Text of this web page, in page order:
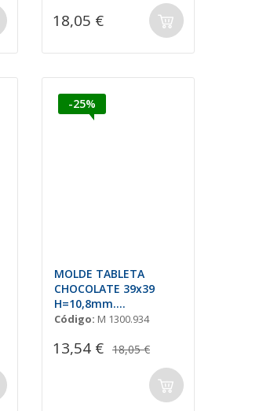
18,05 €
-25%
MOLDE TABLETA
CHOCOLATE 39x39
H=10,8mm.
(3x5und.)15gr
Código: M 1300.934
13,54 € 18,05 €